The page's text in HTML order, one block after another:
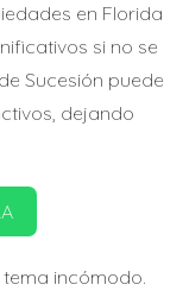
en Florida
si no se
Sucesión puede
dejando
incómodo.